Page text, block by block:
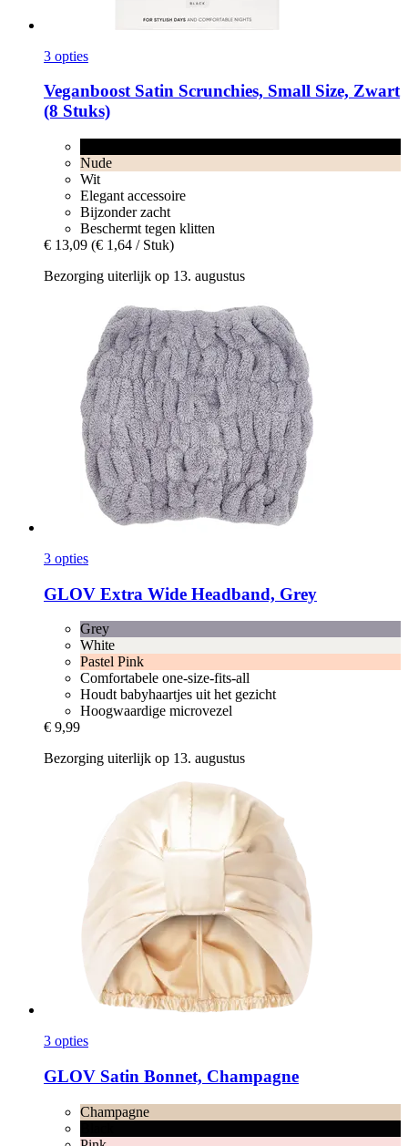
3 opties
VeganboostSatin Scrunchies, Small Size, Zwart
(8 Stuks)
Nude
Wit
Elegant accessoire
Bijzonder zacht
Beschermt tegen klitten
€ 13,09 (€ 1,64 / Stuk)
Bezorging uiterlijk op 13. augustus
3 opties
GLOV Extra Wide Headband, Grey
Grey
White
Pastel Pink
Comfortabele one-size-fits-all
Houdt babyhaartjes uit het gezicht
Hoogwaardige microvezel
€ 9,99
Bezorging uiterlijk op 13. augustus
3 opties
GLOV Satin Bonnet, Champagne
Champagne